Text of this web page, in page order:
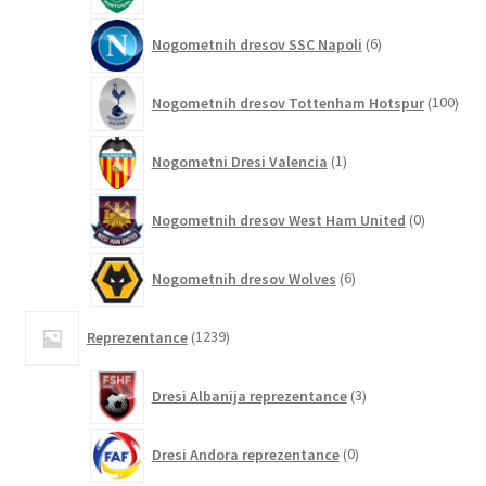
Nogometnih dresov SSC Napoli 6izdelkov
Nogometnih dresov Tottenham Hotspur 100
Nogometni Dresi Valencia 1izdelek
Nogometnih dresov West Ham United 0izdelkov
Nogometnih dresov Wolves 6izdelkov
Reprezentance 1239izdelkov
Dresi Albanija reprezentance 3izdelki
Dresi Andora reprezentance 0izdelkov